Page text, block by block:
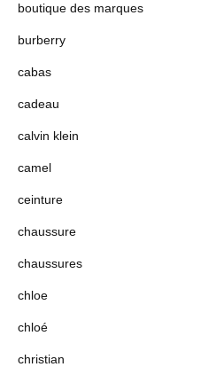
boutique des marques
burberry
cabas
cadeau
calvin klein
camel
ceinture
chaussure
chaussures
chloe
chloé
christian